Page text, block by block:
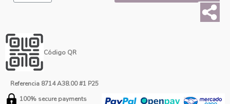
Código QR
Referencia 8714 A38.00 #1 P25
100% secure payments